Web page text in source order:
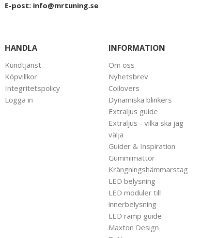
E-post: info@mrtuning.se
HANDLA
Kundtjänst
Köpvillkor
Integritetspolicy
Logga in
INFORMATION
Om oss
Nyhetsbrev
Coilovers
Dynamiska blinkers
Extraljus guide
Extraljus - vilka ska jag
välja
Guider & Inspiration
Gummimattor
Krängningshämmarstag
LED belysning
LED moduler till
innerbelysning
LED ramp guide
Maxton Design